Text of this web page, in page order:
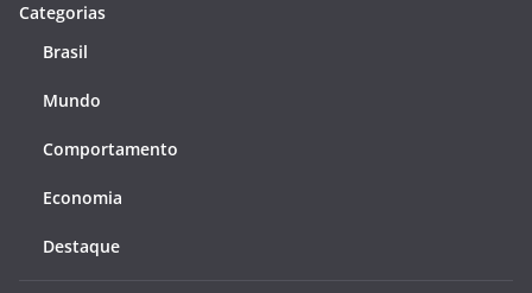
Categorias
Brasil
Mundo
Comportamento
Economia
Destaque